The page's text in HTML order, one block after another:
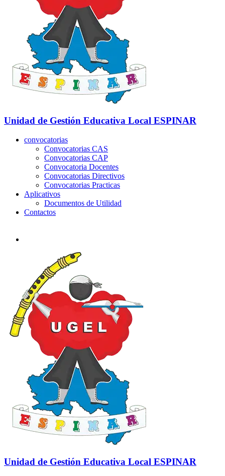
Unidad de Gestión Educativa Local ESPINAR
convocatorias
Convocatorias CAS
Convocatorias CAP
Convocatoria Docentes
Convocatorias Directivos
Convocatorias Practicas
Aplicativos
Documentos de Utilidad
Contactos
Unidad de Gestión Educativa Local ESPINAR